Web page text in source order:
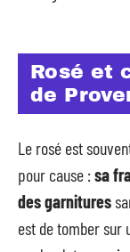
Rosé et
de
Le rosé est
pour cause :sa
des garnitures
est de tomber sur